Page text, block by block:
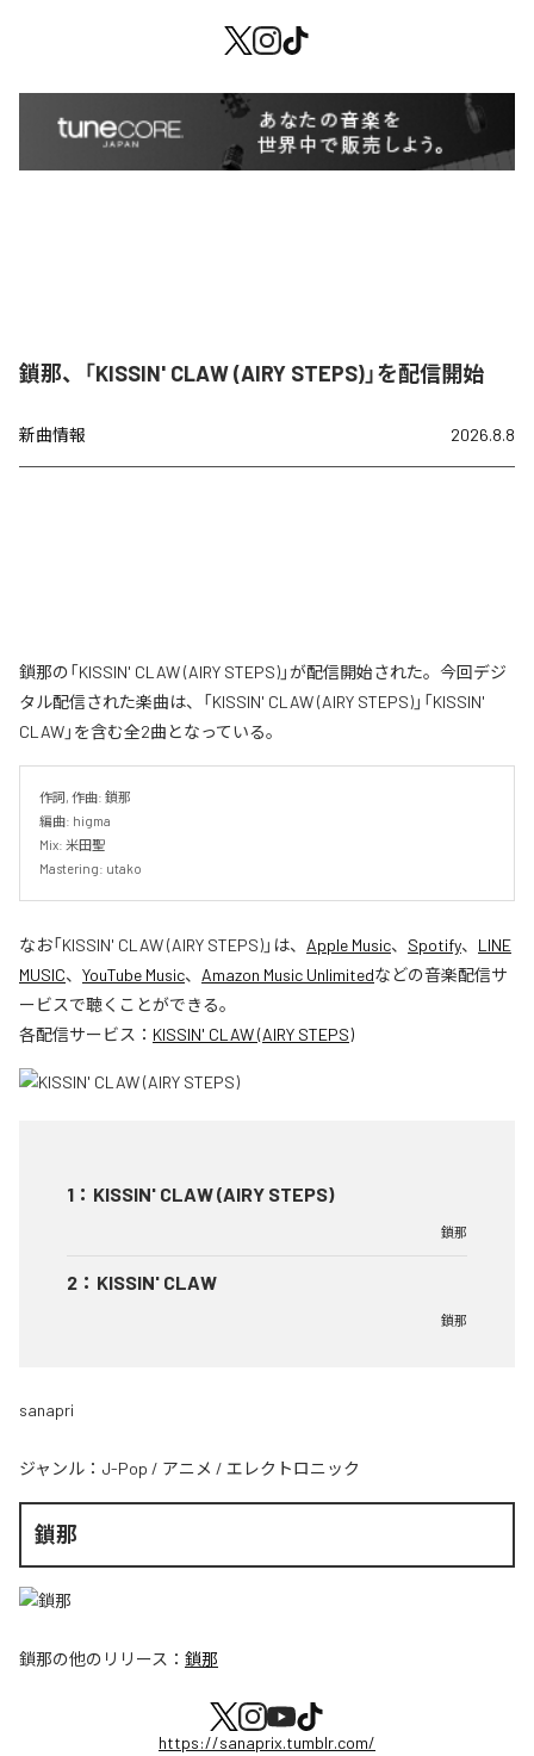
鎖那、「KISSIN' CLAW (AIRY STEPS)」を配信開始
新曲情報 2026.8.8
鎖那の「KISSIN' CLAW (AIRY STEPS)」が配信開始された。今回デジ
タル配信された楽曲は、「KISSIN' CLAW (AIRY STEPS)」「KISSIN'
CLAW」を含む全2曲となっている。
作詞, 作曲: 鎖那
編曲: higma
Mix: 米田聖
Mastering: utako
なお「KISSIN' CLAW (AIRY STEPS)」は、 Apple Music、 Spotify、 LINE
MUSIC、 YouTube Music、 Amazon Music Unlimitedなどの音楽配信サ
ービスで聴くことができる。
各配信サービス： KISSIN' CLAW (AIRY STEPS)
1 ： KISSIN' CLAW (AIRY STEPS)
鎖那
2 ： KISSIN' CLAW
鎖那
sanapri
ジャンル： J-Pop / アニメ / エレクトロニック
鎖那
鎖那の他のリリース： 鎖那
https://sanaprix.tumblr.com/